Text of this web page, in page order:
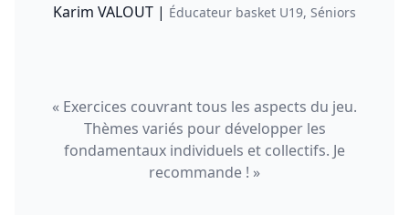
Karim VALOUT | Éducateur basket U19, Séniors
« Exercices couvrant tous les aspects du jeu.
Thèmes variés pour développer les
fondamentaux individuels et collectifs. Je
recommande ! »